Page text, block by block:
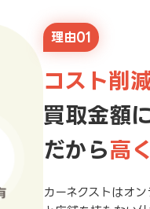
理由01
コスト削
買取金額
だから高
カーネクストはオ